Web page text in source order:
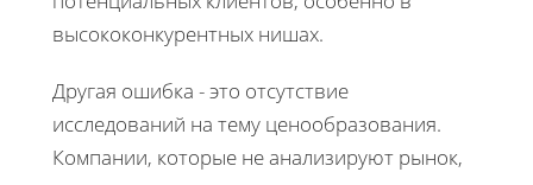
высококонкурентных нишах.
Другая ошибка - это отсутствие
исследований на тему ценообразования.
Компании, которые не анализируют рынок,